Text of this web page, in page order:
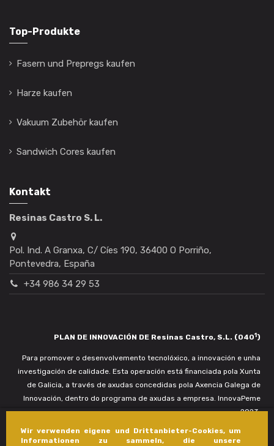
Wir verwenden eigene und Drittanbieter-Cookies, um
Informationen zu sammeln, die unsere
Top-Produkte
Fasern und Prepregs kaufen
Harze kaufen
Vakuum Zubehör kaufen
Sandwich Cores kaufen
Kontakt
Resinas Castro S. L.
Pol. Ind. A Granxa, C/ Cíes 190, 36400 O Porriño,
Pontevedra, España
+34 986 34 29 53
PLAN DE INNOVACIÓN DE Resinas Castro, S.L. (0401)
Para promover o desenvolvemento tecnolóxico, a innovación e unha
investigación de calidade. Esta operación está financiada pola Xunta
de Galicia, a través de axudas concedidas pola Axencia Galega de
Innovación, dentro do programa de axudas a empresa. InnovaPeme
2023.